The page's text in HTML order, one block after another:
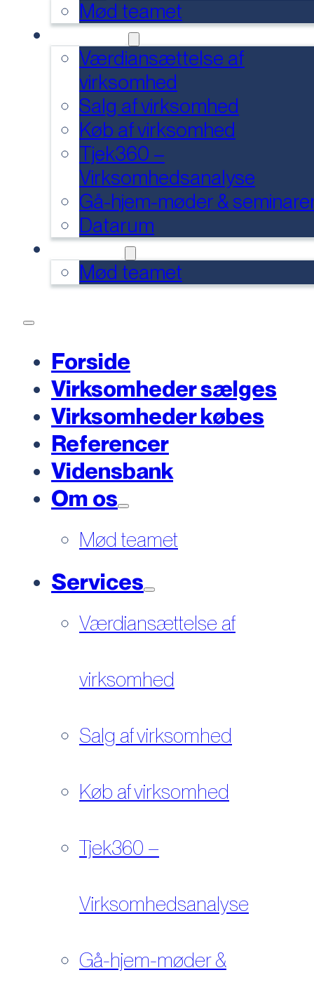
Mød teamet
Værdiansættelse af
virksomhed
Salg af virksomhed
Køb af virksomhed
Tjek360 –
Virksomhedsanalyse
Gå-hjem-møder &
Datarum
Mød teamet
Forside
Virksomheder sælges
Virksomheder købes
Referencer
Vidensbank
Om os
Mød teamet
Services
Værdiansættelse af
virksomhed
Salg af virksomhed
Køb af virksomhed
Tjek360 –
Virksomhedsanalyse
Gå-hjem-møder &